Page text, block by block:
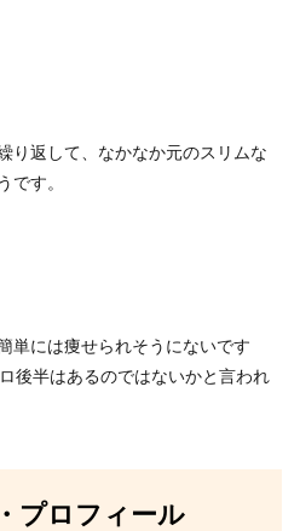
り返して、なかなか元のスリムな
です。
単には痩せられそうにないです
後半はあるのではないかと言われ
プロフィール